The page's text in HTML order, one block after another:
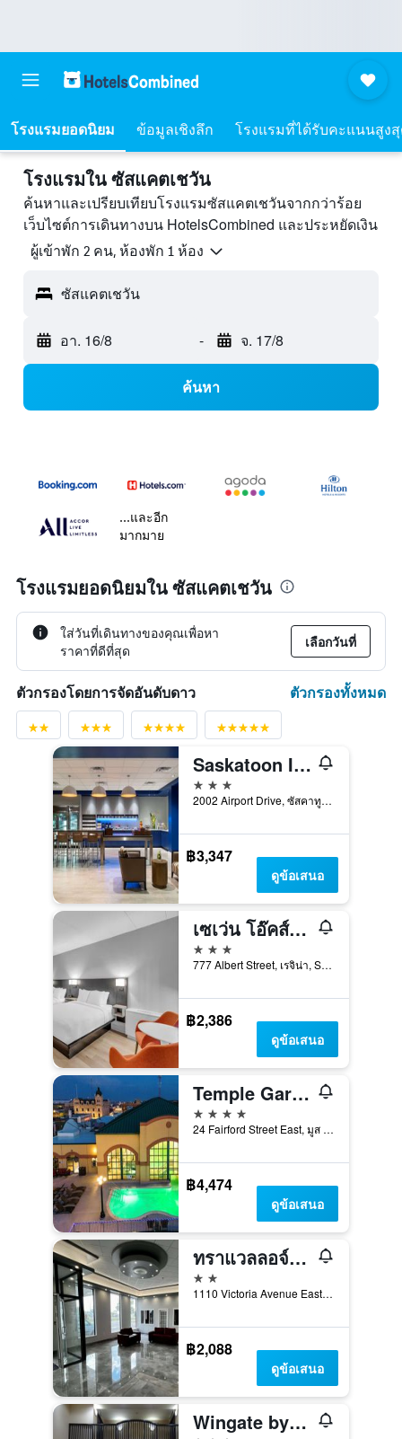
โรงแรมยอดนิยม ข้อมูลเชิงลึก โรงแรมที่ได้รับคะแนนสูง
โรงแรมใน ซัสแคตเชวัน
ค้นหาและเปรียบเทียบโรงแรมซัสแคตเชวันจากกว่าร้อย
เว็บไซต์การเดินทางบน HotelsCombined และประหยัดเงิน
ผู้เข้าพัก 2 คน, ห้องพัก 1 ห้อง
ซัสแคตเชวัน
อา. 16/8 - จ. 17/8
ค้นหา
...และอีก
มากมาย
โรงแรมยอดนิยมใน ซัสแคตเชวัน
ใส่วันที่เดินทางของคุณเพื่อหา
ราคาที่ดีที่สุด
เลือกวันที่
ตัวกรองโดยการจัดอันดับดาว ตัวกรองทั้งหมด
Saskatoon Inn
3 ดาว
2002 Airport Drive, ซัสคาทูน, SK, แคนาดา
฿3,347
ดูข้อเสนอ
เซเว่น โอ๊คส์ โรงแรม รีจินา, ชัวร์สเตย์ คอลเลกชัน บาย เบสต์ เวสเทิร์น
3 ดาว
777 Albert Street, เรจิน่า, SK, แคนาดา
฿2,386
ดูข้อเสนอ
Temple Gardens Hotel & Spa
4 ดาว
24 Fairford Street East, มูส จอว์, SK, แคนาดา
฿4,474
ดูข้อเสนอ
ทราแวลลอจ์ โดย วเมียม รีจินา
2 ดาว
1110 Victoria Avenue East, เรจิน่า, SK, แคนาดา
฿2,088
ดูข้อเสนอ
Wingate by Wyndham Regina